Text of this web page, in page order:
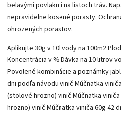
belavými povlakmi na listoch tráv.
nepravidelne kosené porasty.
ohrozených porastov.
Aplikujte 30g v 10l vody na 100m2
Koncentrácia v % Dávka na 10 litrov
Povolené kombinácie a poznámky
dni podľa návodu vinič Múčnatka
(stolové hrozno) vinič Múčnatka
hrozno) vinič Múčnatka viniča 60g 42